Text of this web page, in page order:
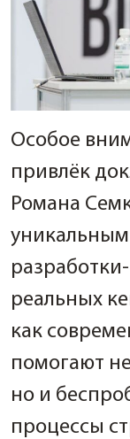
Особое
привлёк
Романа
реальных
как
помогают
но и
процессы